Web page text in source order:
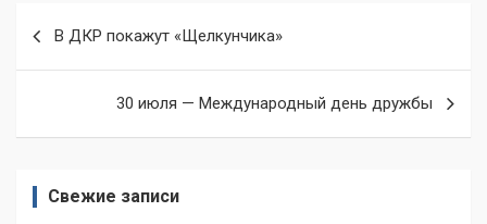
записям
В ДКР покажут «Щелкунчика»
30 июля — Международный день дружбы
Свежие записи